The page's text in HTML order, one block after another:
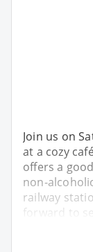
Join us on
at a cozy
offers a
non-
railway
forward to